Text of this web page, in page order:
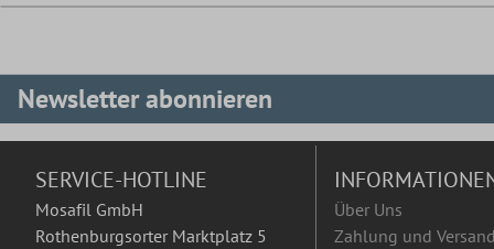
Newsletter abonnieren
SERVICE-HOTLINE
Mosafil GmbH
Rothenburgsorter Marktplatz 5
Über Uns
Zahlung und Versand